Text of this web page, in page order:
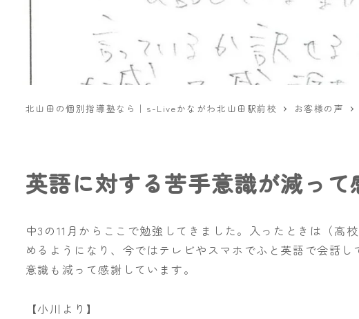
北山田の個別指導塾なら｜s-Liveかながわ北山田駅前校 お客様の声
英語に対する苦手意識が減って
中3の11月からここで勉強してきました。入ったときは（
めるようになり、今ではテレビやスマホでふと英語で会話
意識も減って感謝しています。
【小川より】